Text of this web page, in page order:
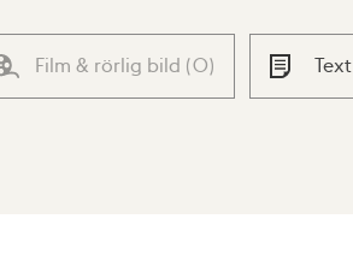
Film & rörlig bild (0) Text